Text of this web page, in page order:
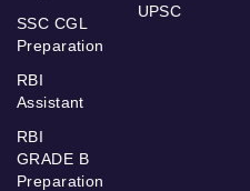
SSC CGL
Preparation
RBI
Assistant
RBI
GRADE B
Preparation
UPSC